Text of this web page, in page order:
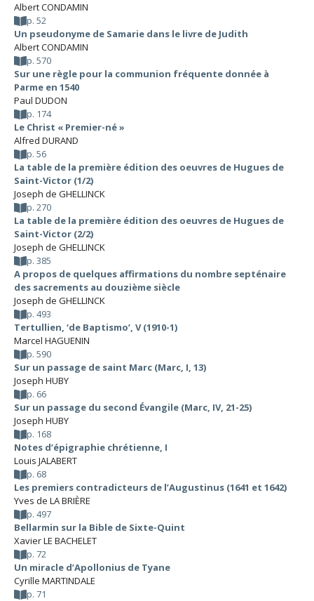
Albert CONDAMIN
p. 52
Un pseudonyme de Samarie dans le livre de Judith
Albert CONDAMIN
p. 570
Sur une règle pour la communion fréquente donnée à
Parme en 1540
Paul DUDON
p. 174
Le Christ « Premier-né »
Alfred DURAND
p. 56
La table de la première édition des oeuvres de Hugues de
Saint-Victor (1/2)
Joseph de GHELLINCK
p. 270
La table de la première édition des oeuvres de Hugues de
Saint-Victor (2/2)
Joseph de GHELLINCK
p. 385
A propos de quelques affirmations du nombre septénaire
des sacrements au douzième siècle
Joseph de GHELLINCK
p. 493
Tertullien, ‘de Baptismo’, V (1910-1)
Marcel HAGUENIN
p. 590
Sur un passage de saint Marc (Marc, I, 13)
Joseph HUBY
p. 66
Sur un passage du second Évangile (Marc, IV, 21-25)
Joseph HUBY
p. 168
Notes d’épigraphie chrétienne, I
Louis JALABERT
p. 68
Les premiers contradicteurs de l’Augustinus (1641 et 1642)
Yves de LA BRIÈRE
p. 497
Bellarmin sur la Bible de Sixte-Quint
Xavier LE BACHELET
p. 72
Un miracle d’Apollonius de Tyane
Cyrille MARTINDALE
p. 71